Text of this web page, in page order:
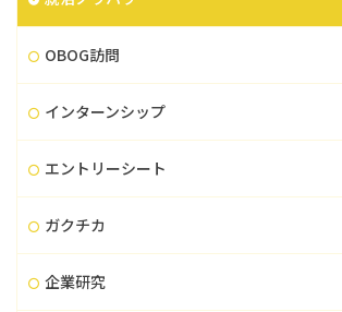
OBOG訪問
インターンシップ
エントリーシート
ガクチカ
企業研究